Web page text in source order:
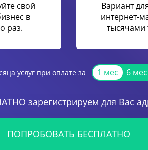
свой
в
раз.
Вариант
интернет-
тысячами
услуг при оплате за 1 мес 6 мес
зарегистрируем для Вас
ПОПРОБОВАТЬ БЕСПЛАТНО